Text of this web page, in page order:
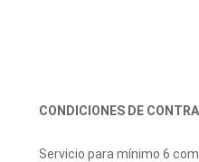
CONDICIONES DE
Servicio para mínimo 6